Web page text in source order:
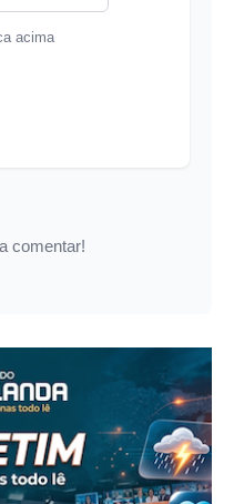
acima
comentar!